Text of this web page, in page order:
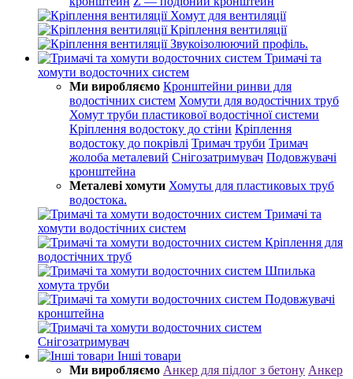
Хомут для вентиляції
Кріплення вентиляції
Звукоізолюючий профіль.
Тримачі та
хомути водосточних систем
Ми виробляємо Кронштейни ринви для
водостічних систем Хомути для водостічних труб
Хомут труби пластикової водостічної системи
Кріплення водостоку до стіни Кріплення
водостоку до покрівлі Тримач труби Тримач
жолоба металевий Снігозатримувач Подовжувачі
кронштейна
Металеві хомути Хомуты для пластиковых труб
водостока.
Тримачі та
хомути водостічних систем
Кріплення для
водостічних труб
Шпилька
хомута труби
Подовжувачі
кронштейна
Снігозатримувач
Інші товари
Ми виробляємо Анкер для підлог з бетону Анкер